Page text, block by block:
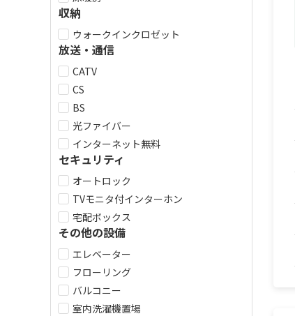
収納
ウォークインクロゼット
放送・通信
CATV
CS
BS
光ファイバー
インターネット無料
セキュリティ
オートロック
TVモニタ付インターホン
宅配ボックス
その他の設備
エレベーター
フローリング
バルコニー
室内洗濯機置場